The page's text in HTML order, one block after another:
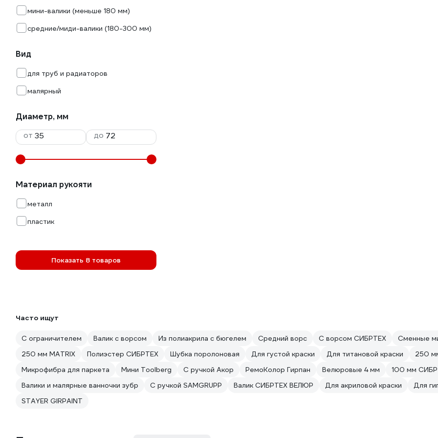
мини-валики (меньше 180 мм)
средние/миди-валики (180-300 мм)
Вид
для труб и радиаторов
малярный
Диаметр, мм
от
до
Материал рукояти
металл
пластик
Показать 8 товаров
Часто ищут
С ограничителем Валик с ворсом Из полиакрила с бюгелем Средний ворс С ворсом СИБРТЕХ
Сменные
250 мм MATRIX
Полиэстер СИБРТЕХ Шубка поролоновая Для густой краски Для титановой краски
250
Микрофибра для паркета
Мини Toolberg С ручкой Акор РемоКолор Гирпан Велюровые 4 мм
100 мм
Валики и малярные ванночки зубр
С ручкой SAMGRUPP Валик СИБРТЕХ ВЕЛЮР Для акриловой краски
Для
STAYER GIRPAINT